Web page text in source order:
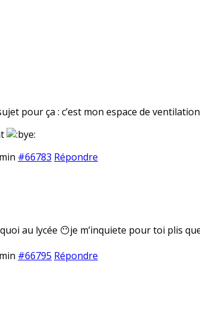
pour ça : c’est mon espace de
#66783 Répondre
au lycée 😶je m’inquiete pour toi plis
#66795 Répondre